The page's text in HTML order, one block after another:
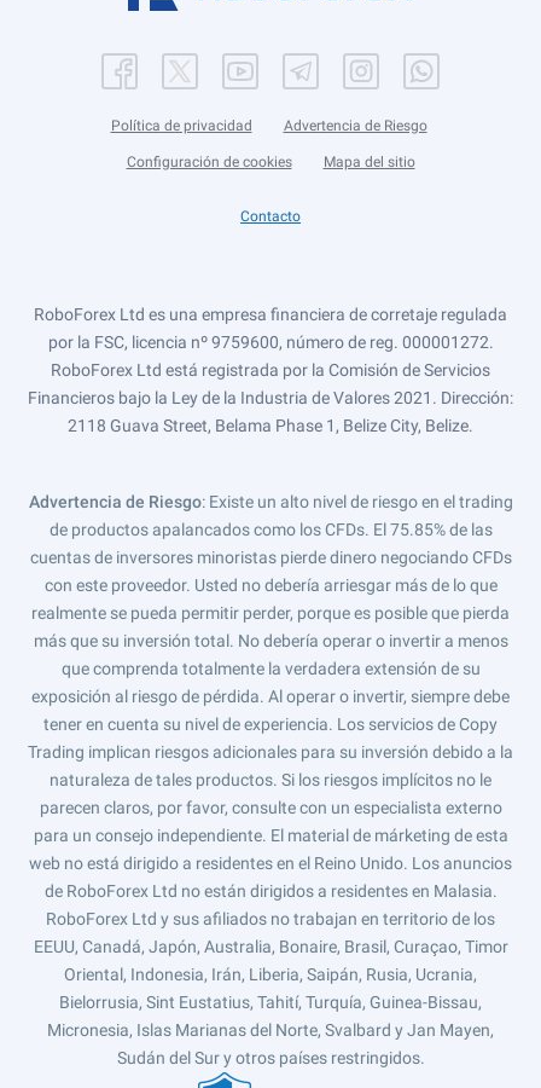
Política de privacidad Advertencia de Riesgo
Configuración de cookies Mapa del sitio
Contacto
RoboForex Ltd es una empresa financiera de corretaje regulada
por la FSC, licencia nº 9759600, número de reg. 000001272.
RoboForex Ltd está registrada por la Comisión de Servicios
Financieros bajo la Ley de la Industria de Valores 2021. Dirección:
2118 Guava Street, Belama Phase 1, Belize City, Belize.
Advertencia de Riesgo: Existe un alto nivel de riesgo en el trading
de productos apalancados como los CFDs. El 75.85% de las
cuentas de inversores minoristas pierde dinero negociando CFDs
con este proveedor. Usted no debería arriesgar más de lo que
realmente se pueda permitir perder, porque es posible que pierda
más que su inversión total. No debería operar o invertir a menos
que comprenda totalmente la verdadera extensión de su
exposición al riesgo de pérdida. Al operar o invertir, siempre debe
tener en cuenta su nivel de experiencia. Los servicios de Copy
Trading implican riesgos adicionales para su inversión debido a la
naturaleza de tales productos. Si los riesgos implícitos no le
parecen claros, por favor, consulte con un especialista externo
para un consejo independiente. El material de márketing de esta
web no está dirigido a residentes en el Reino Unido. Los anuncios
de RoboForex Ltd no están dirigidos a residentes en Malasia.
RoboForex Ltd y sus afiliados no trabajan en territorio de los
EEUU, Canadá, Japón, Australia, Bonaire, Brasil, Curaçao, Timor
Oriental, Indonesia, Irán, Liberia, Saipán, Rusia, Ucrania,
Bielorrusia, Sint Eustatius, Tahití, Turquía, Guinea-Bissau,
Micronesia, Islas Marianas del Norte, Svalbard y Jan Mayen,
Sudán del Sur y otros países restringidos.